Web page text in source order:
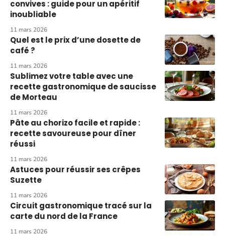
convives : guide pour un apéritif
inoubliable
11 mars 2026
Quel est le prix d’une dosette de
café ?
11 mars 2026
Sublimez votre table avec une
recette gastronomique de saucisse
de Morteau
11 mars 2026
Pâte au chorizo facile et rapide :
recette savoureuse pour dîner
réussi
11 mars 2026
Astuces pour réussir ses crêpes
Suzette
11 mars 2026
Circuit gastronomique tracé sur la
carte du nord de la France
11 mars 2026